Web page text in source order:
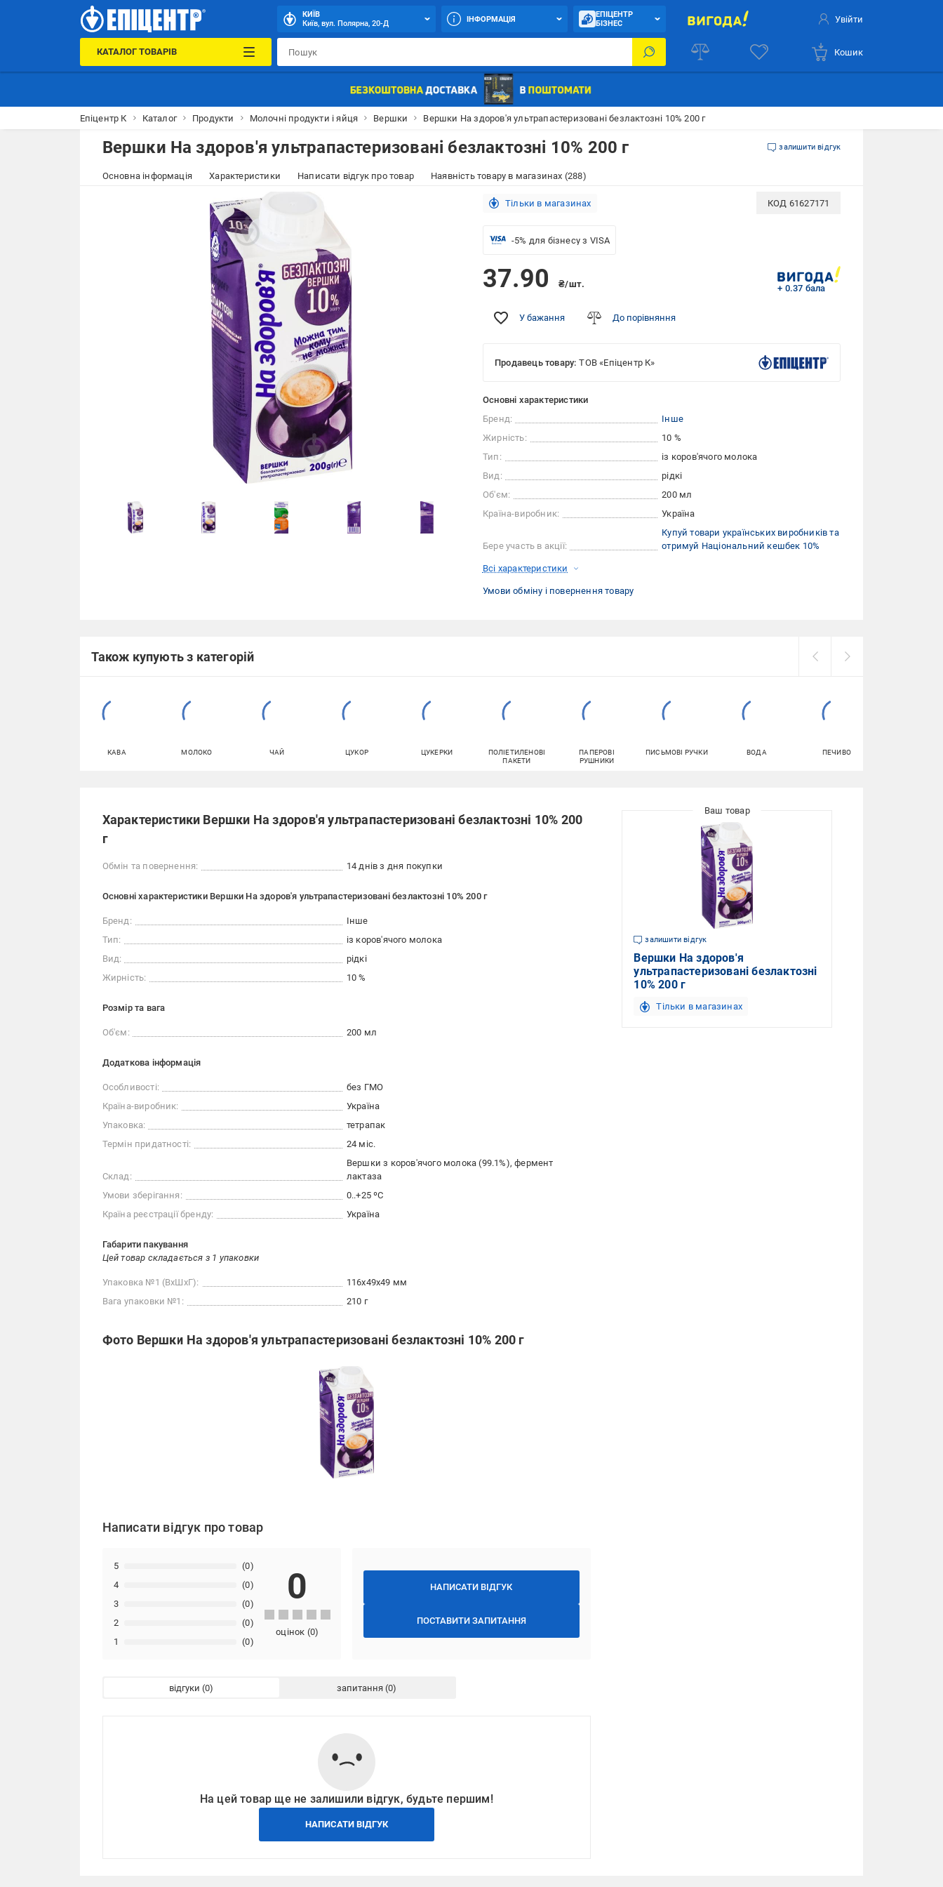
КИЇВ
Київ, вул. Полярна, 20-Д
ІНФОРМАЦІЯ
ЕПІЦЕНТР
БІЗНЕС
Увійти
КАТАЛОГ ТОВАРІВ Кошик
Епіцентр К Каталог Продукти Молочні продукти і яйця Вершки Вершки На здоров'я ультрапастеризовані безлактозні 10% 200 г
Вершки На здоров'я ультрапастеризовані безлактозні 10% 200 г залишити відгук
Основна інформація Характеристики Написати відгук про товар Наявність товару в магазинах (288)
Тільки в магазинах КОД 61627171
-5% для бізнесу з VISA
37.90 ₴/шт. + 0.37 бала
У бажання До порівняння
Продавець товару: ТОВ «Епіцентр К»
Основні характеристики
Бренд:
Інше
Жирність:
10 %
Тип:
із коров'ячого молока
Вид:
рідкі
Об'єм:
200 мл
Країна-виробник:
Україна
Бере участь в акції:
Купуй товари українських виробників та
отримуй Національний кешбек 10%
Всі характеристики
Умови обміну і повернення товару
Також купують з категорій
КАВА МОЛОКО ЧАЙ ЦУКОР ЦУКЕРКИ
ПОЛІЕТИЛЕНОВІ
ПАКЕТИ
ПАПЕРОВІ
РУШНИКИ
ПИСЬМОВІ РУЧКИ ВОДА ПЕЧИВО
Характеристики Вершки На здоров'я ультрапастеризовані безлактозні 10% 200
г
Обмін та повернення: 14 днів з дня покупки
Основні характеристики Вершки На здоров'я ультрапастеризовані безлактозні 10% 200 г
Бренд:
Інше
Тип:
із коров'ячого молока
Вид:
рідкі
Жирність:
10 %
Розмір та вага
Об'єм: 200 мл
Додаткова інформація
Особливості:
без ГМО
Країна-виробник:
Україна
Упаковка:
тетрапак
Термін придатності:
24 міс.
Склад:
Вершки з коров'ячого молока (99.1%), фермент
лактаза
Умови зберігання:
0..+25 ºC
Країна реєстрації бренду:
Україна
Габарити пакування
Цей товар складається з 1 упаковки
Упаковка №1 (ВхШхГ):
116x49x49 мм
Вага упаковки №1:
210 г
Фото Вершки На здоров'я ультрапастеризовані безлактозні 10% 200 г
Написати відгук про товар
НАПИСАТИ ВІДГУК
ПОСТАВИТИ ЗАПИТАННЯ
1 (0)
2 (0)
3 (0)
4 (0)
5 (0)
0
оцінок (0)
відгуки запитання
На цей товар ще не залишили відгук, будьте першим!
НАПИСАТИ ВІДГУК
залишити відгук
Вершки На здоров'я
ультрапастеризовані безлактозні
10% 200 г
Тільки в магазинах